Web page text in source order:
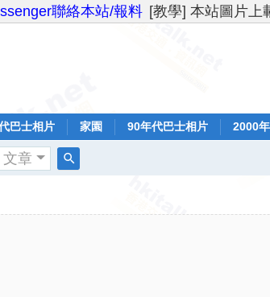
聯絡本站/報料 [教學] 本站圖片上
巴士相片 家園 90年代巴士相片 2000
文章